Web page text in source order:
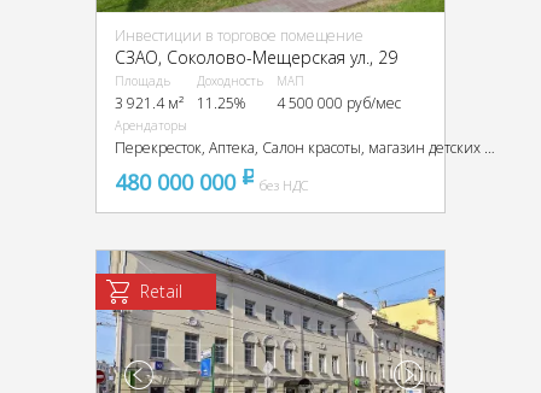
Инвестиции в торговое помещение
CЗАО, Соколово-Мещерская ул., 29
Площадь
3 921.4 м²
Доходность
11.25%
МАП
4 500 000 руб/мес
Арендаторы
Перекресток, Аптека, Салон красоты, магазин детских товаров "Кораблик", зоомагазин "Динозаврик", магазин Планета гимнастики, магазин канцтоваров, аксессуары для мобильных телефонов, ателье
480 000 000 pуббез НДС
Retail